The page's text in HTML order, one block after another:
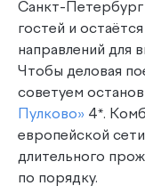
Санкт-Петербург
гостей и
направлений для
Чтобы деловая
советуем
Пулково» 4*.
европейской
длительного
по порядку.